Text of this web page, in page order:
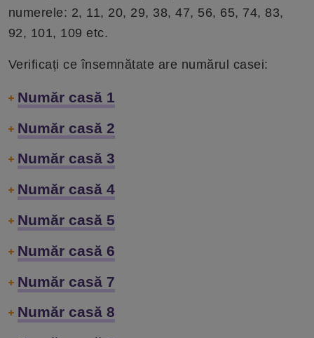
numerele: 2, 11, 20, 29, 38, 47, 56, 65, 74, 83,
92, 101, 109 etc.
Verificați ce însemnătate are numărul casei:
Număr casă 1
Număr casă 2
Număr casă 3
Număr casă 4
Număr casă 5
Număr casă 6
Număr casă 7
Număr casă 8